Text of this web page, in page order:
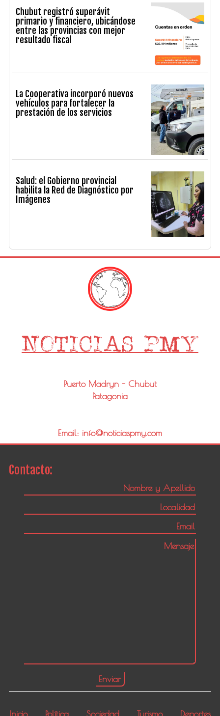
Chubut registró superávit
primario y financiero, ubicándose
entre las provincias con mejor
resultado fiscal
La Cooperativa incorporó nuevos
vehículos para fortalecer la
prestación de los servicios
Salud: el Gobierno provincial
habilita la Red de Diagnóstico por
Imágenes
Puerto Madryn - Chubut
Patagonia
Email: info@noticiaspmy.com
Contacto:
Inicio Política Sociedad Turismo Deportes